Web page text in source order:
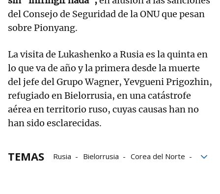
del Consejo de Seguridad de la ONU que pesan
sobre Pionyang.
La visita de Lukashenko a Rusia es la quinta en
lo que va de año y la primera desde la muerte
del jefe del Grupo Wagner, Yevgueni Prigozhin,
refugiado en Bielorrusia, en una catástrofe
aérea en territorio ruso, cuyas causas han no
han sido esclarecidas.
TEMAS Rusia Bielorrusia
Corea del Norte